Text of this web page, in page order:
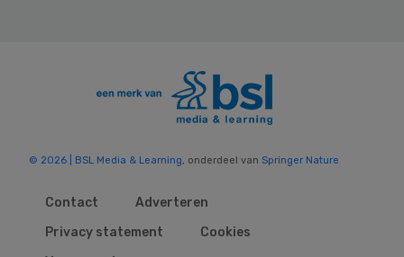
© 2026 | BSL Media & Learning, onderdeel van Springer Nature
Contact
Adverteren
Privacy statement
Cookies